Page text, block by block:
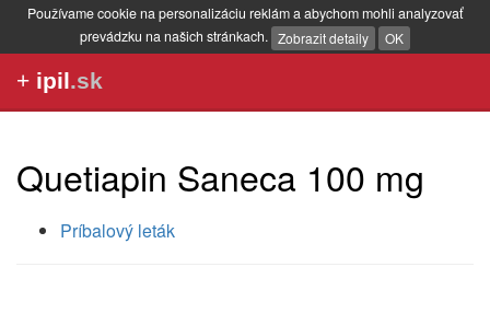
Používame cookie na personalizáciu reklám a abychom mohli analyzovať
prevádzku na našich stránkach. Zobrazit detaily OK
+ ipil.sk
Quetiapin Saneca 100 mg
Príbalový leták